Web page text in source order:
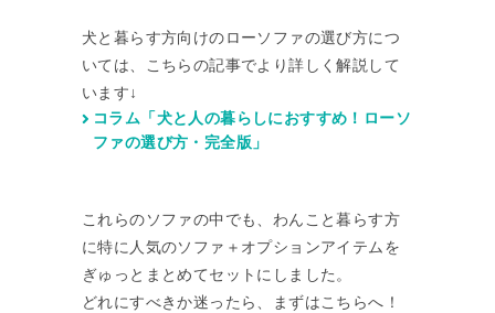
犬と暮らす方向けのローソファの選び方につ
いては、こちらの記事でより詳しく解説して
います↓
コラム「犬と人の暮らしにおすすめ！ローソ
ファの選び方・完全版」
これらのソファの中でも、わんこと暮らす方
に特に人気のソファ＋オプションアイテムを
ぎゅっとまとめてセットにしました。
どれにすべきか迷ったら、まずはこちらへ！